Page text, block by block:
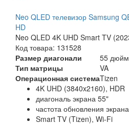
Neo QLED телевизор Samsung
HD
Neo QLED 4K UHD Smart TV
Код товара: 131528
Размер диагонали
55
Тип матрицы
VA
Операционная системаTizen
4K UHD (3840x2160), HDR
диагональ экрана 55"
частота обновления
Smart TV (Tizen), Wi-Fi